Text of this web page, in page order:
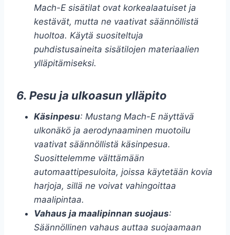
Mach-E sisätilat ovat korkealaatuiset ja
kestävät, mutta ne vaativat säännöllistä
huoltoa. Käytä suositeltuja
puhdistusaineita sisätilojen materiaalien
ylläpitämiseksi.
6. Pesu ja ulkoasun ylläpito
Käsinpesu: Mustang Mach-E näyttävä
ulkonäkö ja aerodynaaminen muotoilu
vaativat säännöllistä käsinpesua.
Suosittelemme välttämään
automaattipesuloita, joissa käytetään kovia
harjoja, sillä ne voivat vahingoittaa
maalipintaa.
Vahaus ja maalipinnan suojaus:
Säännöllinen vahaus auttaa suojaamaan